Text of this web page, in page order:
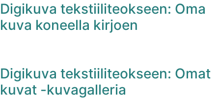
Digikuva tekstiiliteokseen: Oma
kuva koneella kirjoen
Digikuva tekstiiliteokseen: Omat
kuvat -kuvagalleria